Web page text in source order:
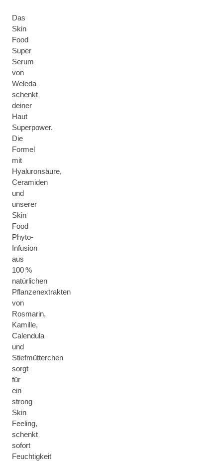
Das
Skin
Food
Super
Serum
von
Weleda
schenkt
deiner
Haut
Superpower.
Die
Formel
mit
Hyaluronsäure,
Ceramiden
und
unserer
Skin
Food
Phyto-
Infusion
aus
100 %
natürlichen
Pflanzenextrakten
von
Rosmarin,
Kamille,
Calendula
und
Stiefmütterchen
sorgt
für
ein
strong
Skin
Feeling,
schenkt
sofort
Feuchtigkeit